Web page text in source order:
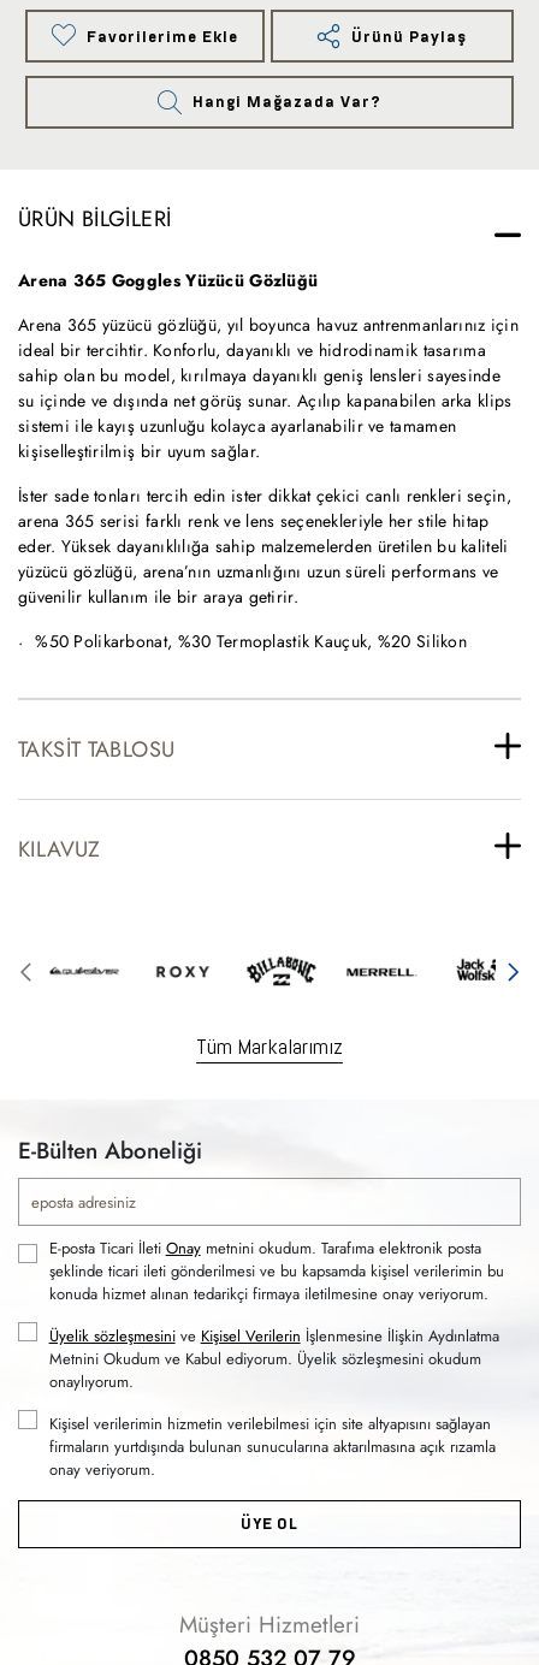
Favorilerime Ekle Ürünü Paylaş
Hangi Mağazada Var?
ÜRÜN BILGILERI
Arena 365 Goggles Yüzücü Gözlüğü
Arena 365 yüzücü gözlüğü, yıl boyunca havuz antrenmanlarınız için
ideal bir tercihtir. Konforlu, dayanıklı ve hidrodinamik tasarıma
sahip olan bu model, kırılmaya dayanıklı geniş lensleri sayesinde
su içinde ve dışında net görüş sunar. Açılıp kapanabilen arka klips
sistemi ile kayış uzunluğu kolayca ayarlanabilir ve tamamen
kişiselleştirilmiş bir uyum sağlar.
İster sade tonları tercih edin ister dikkat çekici canlı renkleri seçin,
arena 365 serisi farklı renk ve lens seçenekleriyle her stile hitap
eder. Yüksek dayanıklılığa sahip malzemelerden üretilen bu kaliteli
yüzücü gözlüğü, arena’nın uzmanlığını uzun süreli performans ve
güvenilir kullanım ile bir araya getirir.
%50 Polikarbonat, %30 Termoplastik Kauçuk, %20 Silikon
TAKSIT TABLOSU
KILAVUZ
Tüm Markalarımız
E-Bülten Aboneliği
E-posta Ticari İleti Onaymetnini okudum. Tarafıma elektronik posta
şeklinde ticari ileti gönderilmesi ve bu kapsamda kişisel verilerimin bu
konuda hizmet alınan tedarikçi firmaya iletilmesine onay veriyorum.
Üyelik sözleşmesinive Kişisel Verilerin İşlenmesine İlişkin Aydınlatma
Metnini Okudum ve Kabul ediyorum. Üyelik sözleşmesini okudum
onaylıyorum.
Kişisel verilerimin hizmetin verilebilmesi için site altyapısını sağlayan
firmaların yurtdışında bulunan sunucularına aktarılmasına açık rızamla
onay veriyorum.
ÜYE OL
Müşteri Hizmetleri
0850 532 07 79